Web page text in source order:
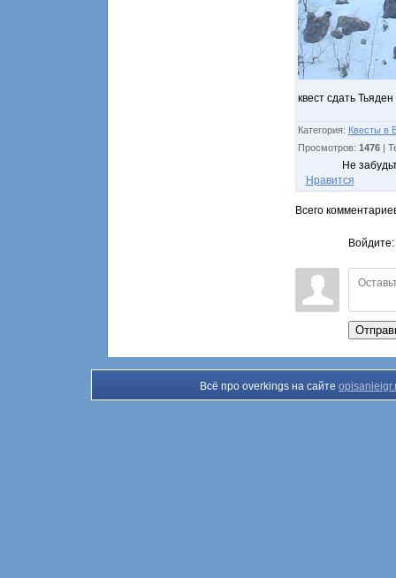
квест сдать Тьяден
Категория: Квесты в
Просмотров: 1476|
Не
Нравится
Всего
Войдите:
Всё про overkings на сайте